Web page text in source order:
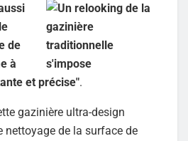
de
à
et précise".
gazinière ultra-design
nettoyage de la surface de